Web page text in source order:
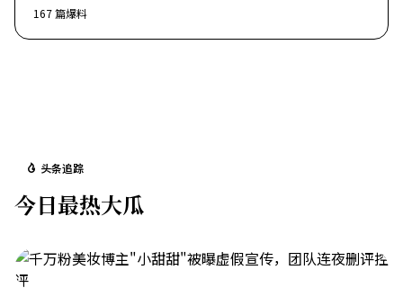
167篇爆料
头条追踪
今日最热大瓜